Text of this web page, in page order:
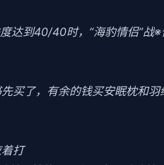
达到40/40时，“海豹情侣”
买了，有余的钱买安眠枕和
打